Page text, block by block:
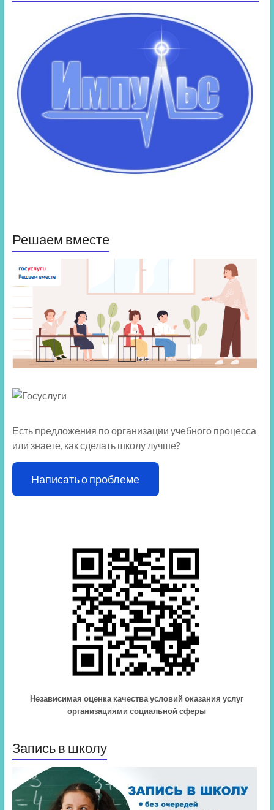
Решаем вместе
Есть предложения по организации учебного процесса
или знаете, как сделать школу лучше?
Написать о проблеме
Независимая оценка качества условий оказания услуг
организациями социальной сферы
Запись в школу